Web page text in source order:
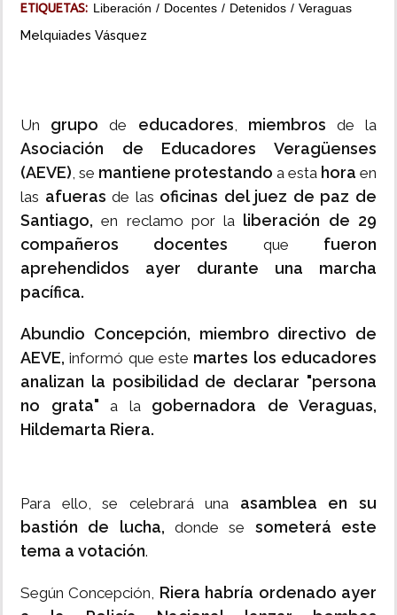
ETIQUETAS: Liberación Docentes Detenidos Veraguas
Melquiades Vásquez
Un grupo de educadores, miembros de la
Asociación de Educadores Veragüenses
(AEVE), se mantiene protestando a esta hora en
las afueras de las oficinas del juez de paz de
Santiago, en reclamo por la liberación de 29
compañeros docentes que fueron
aprehendidos ayer durante una marcha
pacífica.
Abundio Concepción, miembro directivo de
AEVE, informó que este martes los educadores
analizan la posibilidad de declarar "persona
no grata" a lagobernadora de Veraguas,
Hildemarta Riera.
Para ello, se celebrará una asamblea en su
bastión de lucha, donde se someterá este
tema a votación.
Según Concepción, Riera habría ordenado ayer